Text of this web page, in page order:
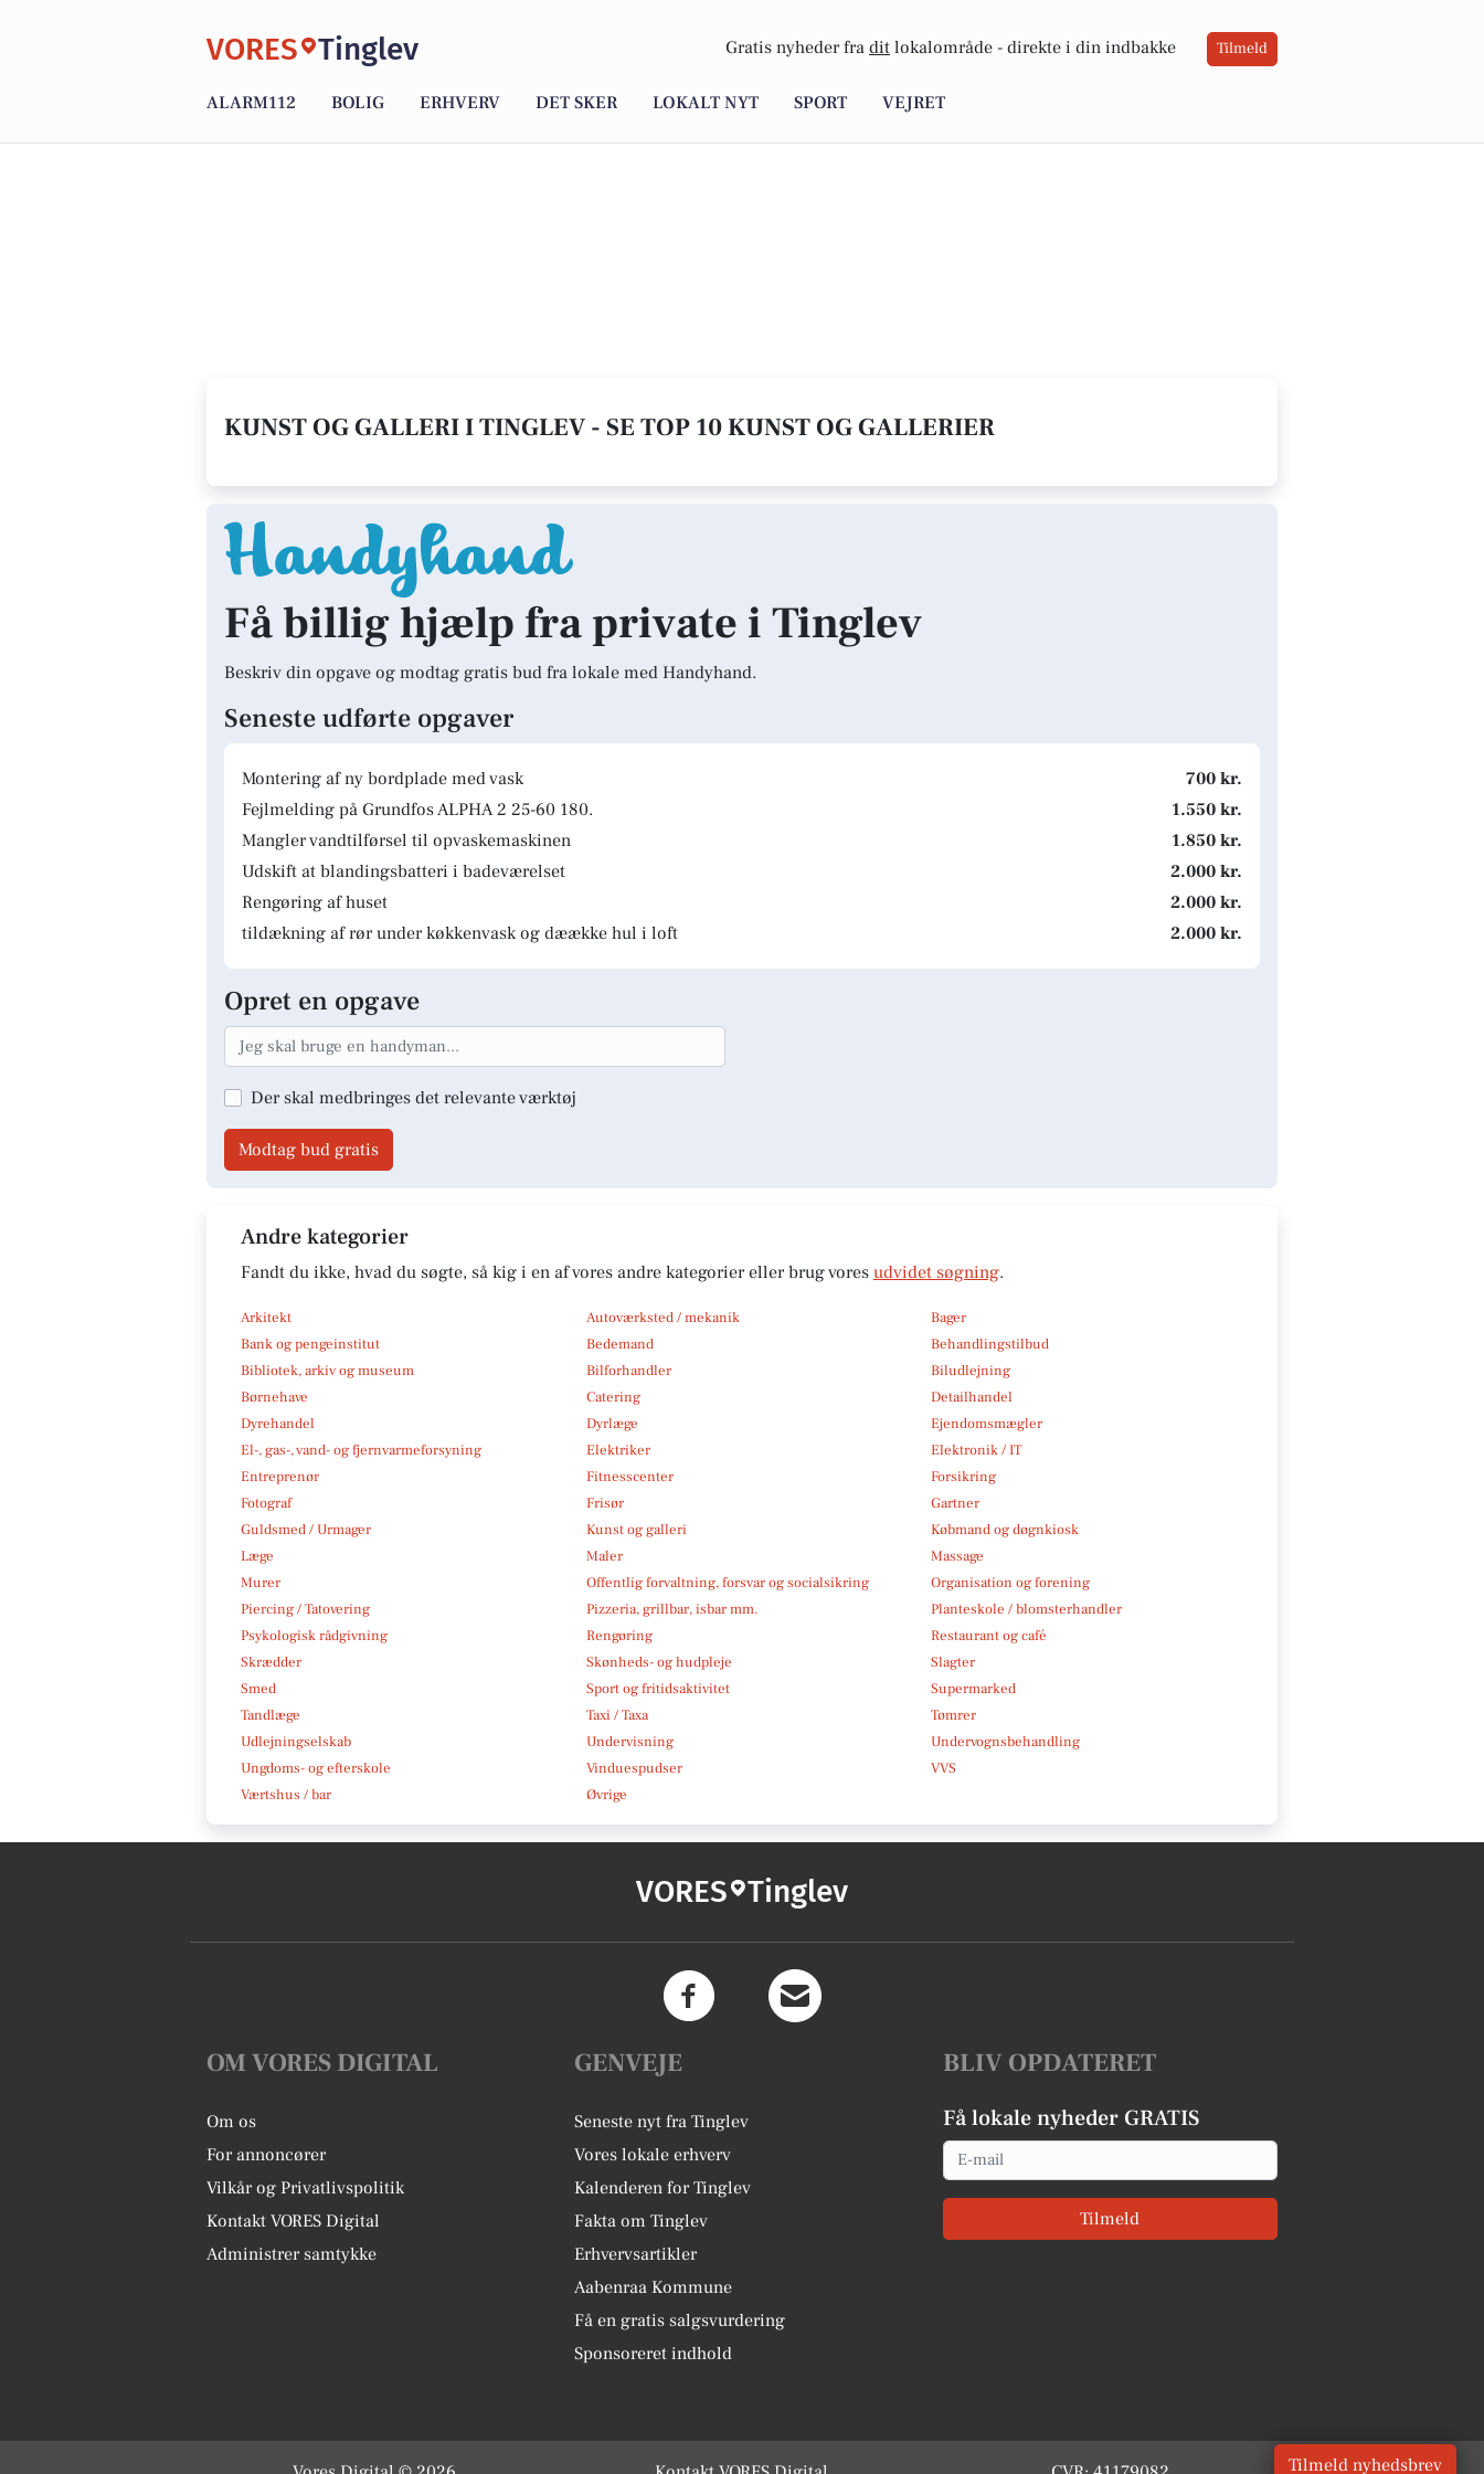
VORES Tinglev Gratis nyheder fra dit lokalområde - direkte i din indbakke Tilmeld
ALARM112 BOLIG ERHVERV DET SKER LOKALT NYT SPORT VEJRET
KUNST OG GALLERI I TINGLEV - SE TOP 10 KUNST OG GALLERIER
Få billig hjælp fra private i Tinglev
Beskriv din opgave og modtag gratis bud fra lokale med Handyhand.
Seneste udførte opgaver
Montering af ny bordplade med vask
700 kr.
Fejlmelding på Grundfos ALPHA 2 25-60 180.
1.550 kr.
Mangler vandtilførsel til opvaskemaskinen
1.850 kr.
Udskift at blandingsbatteri i badeværelset
2.000 kr.
Rengøring af huset
2.000 kr.
tildækning af rør under køkkenvask og dæække hul i loft
2.000 kr.
Opret en opgave
Der skal medbringes det relevante værktøj
Modtag bud gratis
Andre kategorier
Fandt du ikke, hvad du søgte, så kig i en af vores andre kategorier eller brug vores udvidet søgning.
Arkitekt Autoværksted / mekanik
Bager
Bank og pengeinstitut
Bedemand
Behandlingstilbud
Bibliotek, arkiv og museum
Bilforhandler
Biludlejning
Børnehave
Catering
Detailhandel
Dyrehandel
Dyrlæge
Ejendomsmægler
El-, gas-, vand- og fjernvarmeforsyning
Elektriker
Elektronik / IT
Entreprenør
Fitnesscenter
Forsikring
Fotograf
Frisør
Gartner
Guldsmed / Urmager
Kunst og galleri
Købmand og døgnkiosk
Læge
Maler
Massage
Murer
Offentlig forvaltning, forsvar og socialsikring
Organisation og forening
Piercing / Tatovering
Pizzeria, grillbar, isbar mm.
Planteskole / blomsterhandler
Psykologisk rådgivning
Rengøring
Restaurant og café
Skrædder
Skønheds- og hudpleje
Slagter
Smed
Sport og fritidsaktivitet
Supermarked
Tandlæge
Taxi / Taxa
Tømrer
Udlejningselskab
Undervisning
Undervognsbehandling
Ungdoms- og efterskole
Vinduespudser
VVS
Værtshus / bar
Øvrige
VORES Tinglev
OM VORES DIGITAL
Om os
For annoncører
Vilkår og Privatlivspolitik
Kontakt VORES Digital
Administrer samtykke
GENVEJE
Seneste nyt fra Tinglev
Vores lokale erhverv
Kalenderen for Tinglev
Fakta om Tinglev
Erhvervsartikler
Aabenraa Kommune
Få en gratis salgsvurdering
Sponsoreret indhold
BLIV OPDATERET
Få lokale nyheder GRATIS
Email
Tilmeld
Tilmeld nyhedsbrev